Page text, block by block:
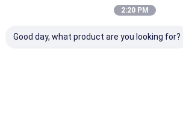
2:20 PM
Good day, what product are you looking for?